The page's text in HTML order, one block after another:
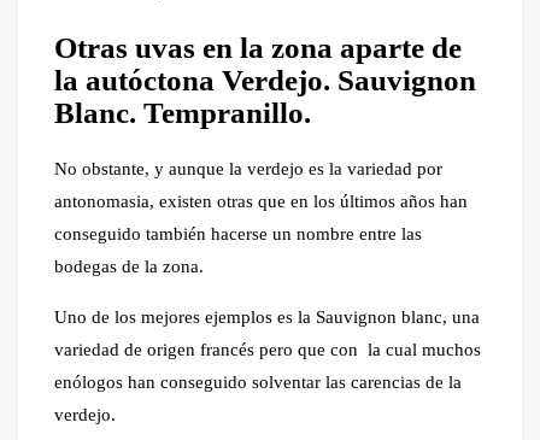
Otras uvas en la zona aparte de
la autóctona Verdejo. Sauvignon
Blanc. Tempranillo.
No obstante, y aunque la verdejo es la variedad por
antonomasia, existen otras que en los últimos años han
conseguido también hacerse un nombre entre las
bodegas de la zona.
Uno de los mejores ejemplos es la Sauvignon blanc, una
variedad de origen francés pero que con la cual muchos
enólogos han conseguido solventar las carencias de la
verdejo.